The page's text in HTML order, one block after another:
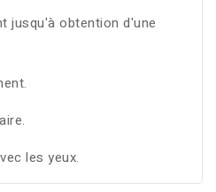
obtention d'une
les yeux.